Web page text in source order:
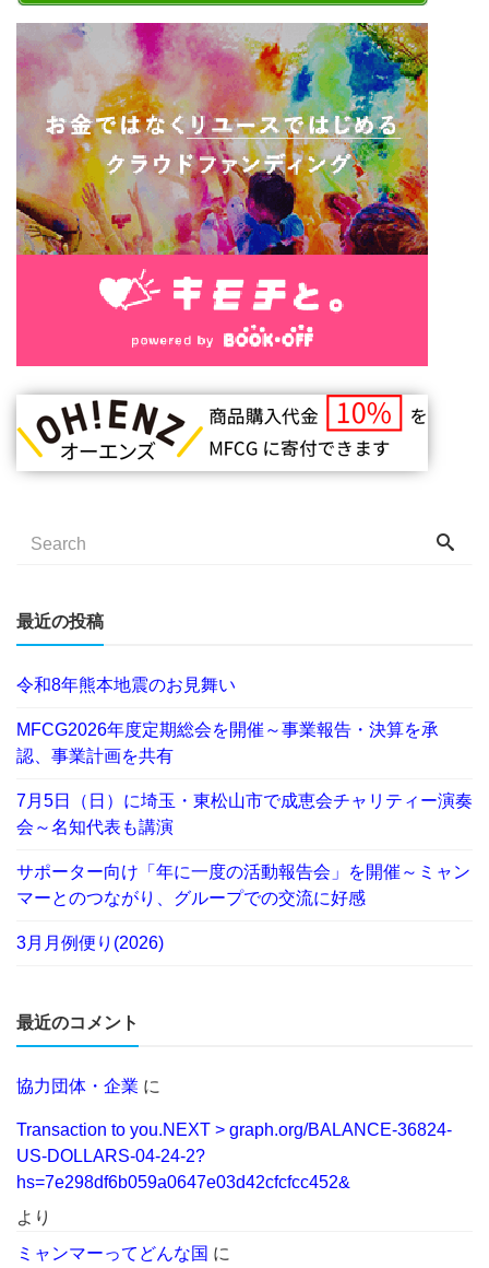
最近の投稿
令和8年熊本地震のお見舞い
MFCG2026年度定期総会を開催～事業報告・決算を承
認、事業計画を共有
7月5日（日）に埼玉・東松山市で成恵会チャリティー演奏
会～名知代表も講演
サポーター向け「年に一度の活動報告会」を開催～ミャン
マーとのつながり、グループでの交流に好感
3月月例便り(2026)
最近のコメント
協力団体・企業 に
Transaction to you.NEXT > graph.org/BALANCE-36824-
US-DOLLARS-04-24-2?
hs=7e298df6b059a0647e03d42cfcfcc452&
より
ミャンマーってどんな国 に